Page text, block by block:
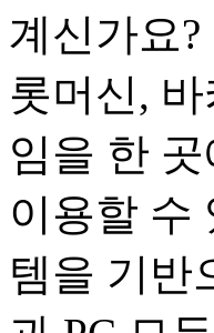
계신가요
롯머신,
임을 한
이용할 수
템을 기반